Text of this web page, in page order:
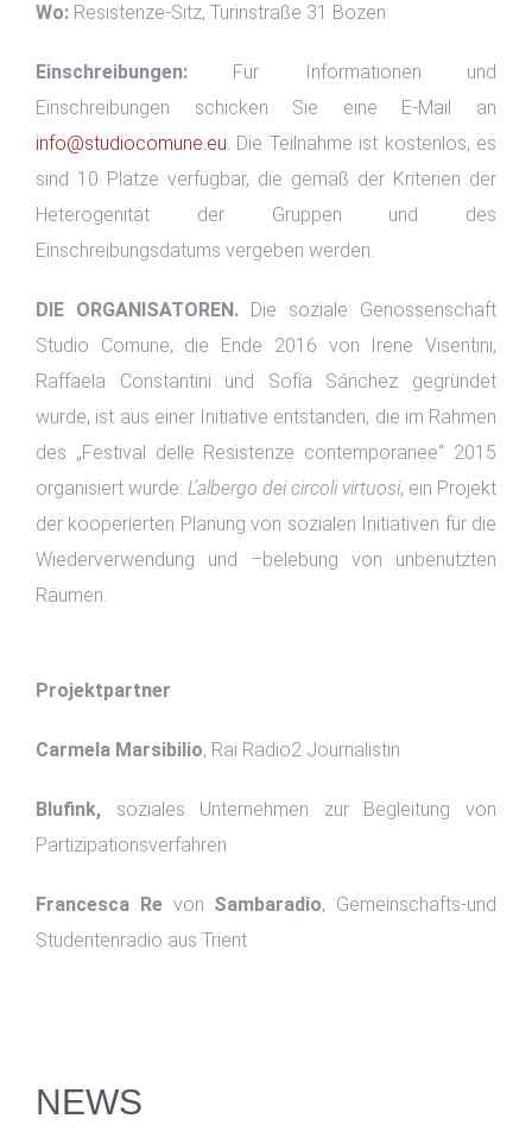
Wo: Resistenze-Sitz, Turinstraße 31 Bozen
Einschreibungen: Für Informationen und
Einschreibungen schicken Sie eine E-Mail an
info@studiocomune.eu. Die Teilnahme ist kostenlos, es
sind 10 Plätze verfügbar, die gemäß der Kriterien der
Heterogenität der Gruppen und des
Einschreibungsdatums vergeben werden.
DIE ORGANISATOREN. Die soziale Genossenschaft
Studio Comune, die Ende 2016 von Irene Visentini,
Raffaela Constantini und Sofía Sánchez gegründet
wurde, ist aus einer Initiative entstanden, die im Rahmen
des „Festival delle Resistenze contemporanee“ 2015
organisiert wurde: L’albergo dei circoli virtuosi, ein Projekt
der kooperierten Planung von sozialen Initiativen für die
Wiederverwendung und –belebung von unbenutzten
Räumen.
Projektpartner
Carmela Marsibilio, Rai Radio2 Journalistin
Blufink, soziales Unternehmen zur Begleitung von
Partizipationsverfahren
Francesca Revon Sambaradio, Gemeinschafts-und
Studentenradio aus Trient
NEWS